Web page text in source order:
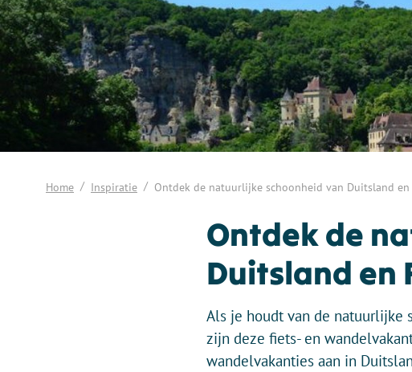
Home Inspiratie Ontdek de natuurlijke schoonheid van Duitsland
Ontdek de
Duitsland en
Als je houdt van de natuurlijke
zijn deze fiets- en
wandelvakanties aan in